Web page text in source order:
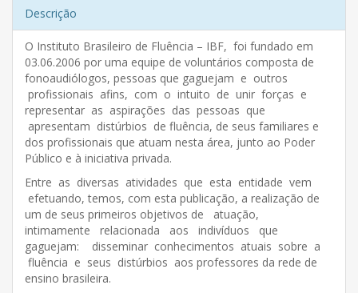
Descrição
O Instituto Brasileiro de Fluência – IBF, foi fundado em
03.06.2006 por uma equipe de voluntários composta de
fonoaudiólogos, pessoas que gaguejam e outros
profissionais afins, com o intuito de unir forças e
representar as aspirações das pessoas que
apresentam distúrbios de fluência, de seus familiares e
dos profissionais que atuam nesta área, junto ao Poder
Público e à iniciativa privada.
Entre as diversas atividades que esta entidade vem
efetuando, temos, com esta publicação, a realização de
um de seus primeiros objetivos de atuação,
intimamente relacionada aos indivíduos que
gaguejam: disseminar conhecimentos atuais sobre a
fluência e seus distúrbios aos professores da rede de
ensino brasileira.